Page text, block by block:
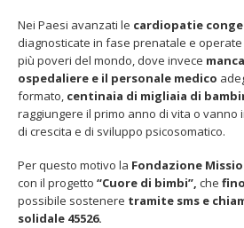
320
bambini
con
cardiopatia
congenita
Nei Paesi avanzati le cardiopatie
diagnosticate in fase prenatale e operate
più poveri del mondo, dove invece
ospedaliere e il personale medico
formato, centinaia di migliaia di
raggiungere il primo anno di vita o vanno
di crescita e di sviluppo psicosomatico.
Per questo motivo la Fondazione
con il progetto “Cuore di bimbi”, che
possibile sostenere tramite sms e
solidale 45526.
Fino al 29 marzo 2026 – Anziani
malati e fragili, VIDAS lancia
una campagna per rafforzare